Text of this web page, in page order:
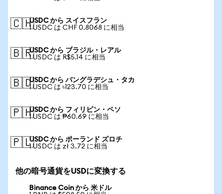
🇨🇭USDC から スイスフラン
1 USDC は CHF 0.8068 に相当
🇧🇷USDC から ブラジル・レアル
1 USDC は R$5.14 に相当
🇧🇩USDC から バングラデシュ・タカ
1 USDC は ৳123.70 に相当
🇵🇭USDC から フィリピン・ペソ
1 USDC は ₱60.69 に相当
🇵🇱USDC から ポーランド ズロチ
1 USDC は zł 3.72 に相当
他の暗号通貨をUSDに変換する
Binance Coin から 米ドル